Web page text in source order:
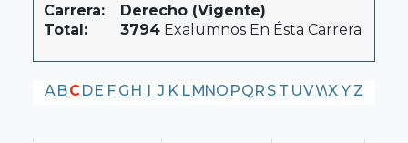
Carrera:
Derecho (Vigente)
Total:
3794 Exalumnos En Ésta Carrera
A BCDE F G H I J K LMNO PQR S T UVWX Y Z